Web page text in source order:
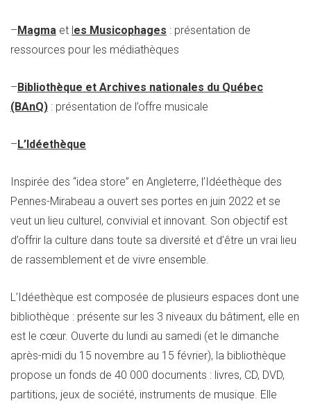
–Magma et les Musicophages : présentation de
ressources pour les médiathèques
–Bibliothèque et Archives nationales du Québec
(BAnQ) : présentation de l’offre musicale
–L’Idéethèque
Inspirée des “idea store” en Angleterre, l’Idéethèque des
Pennes-Mirabeau a ouvert ses portes en juin 2022 et se
veut un lieu culturel, convivial et innovant. Son objectif est
d’offrir la culture dans toute sa diversité et d’être un vrai lieu
de rassemblement et de vivre ensemble.
L’Idéethèque est composée de plusieurs espaces dont une
bibliothèque : présente sur les 3 niveaux du bâtiment, elle en
est le cœur. Ouverte du lundi au samedi (et le dimanche
après-midi du 15 novembre au 15 février), la bibliothèque
propose un fonds de 40 000 documents : livres, CD, DVD,
partitions, jeux de société, instruments de musique. Elle